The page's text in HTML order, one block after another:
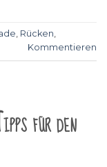
Rücken
Kommentieren
für den